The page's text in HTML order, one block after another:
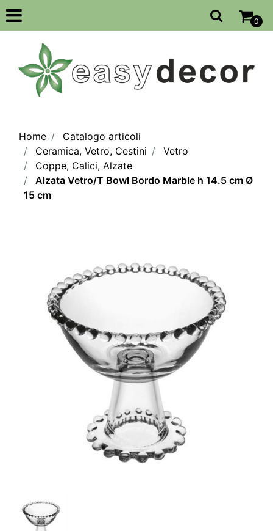
Open
0
Home
Catalogo articoli
Ceramica, Vetro, Cestini
Vetro
Coppe, Calici, Alzate
Alzata Vetro/T Bowl Bordo Marble h 14.5 cm Ø
15 cm